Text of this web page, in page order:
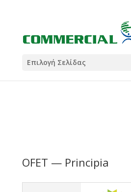
Coral
5
Επιλογή Σελίδας
OFET — Principia